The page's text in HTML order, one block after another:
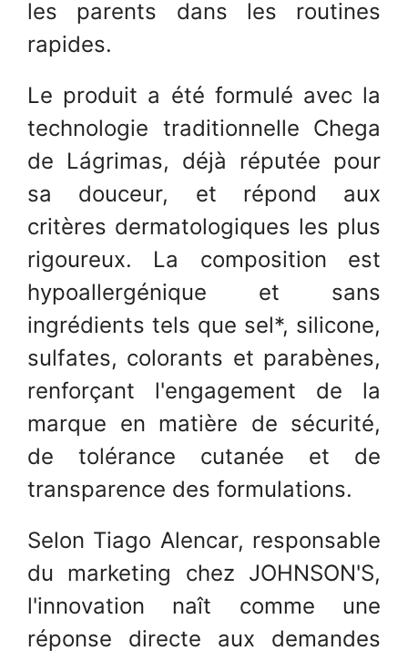
les parents dans les routines
rapides.
Le produit a été formulé avec la
technologie traditionnelle Chega
de Lágrimas, déjà réputée pour
sa douceur, et répond aux
critères dermatologiques les plus
rigoureux. La composition est
hypoallergénique et sans
ingrédients tels que sel*, silicone,
sulfates, colorants et parabènes,
renforçant l'engagement de la
marque en matière de sécurité,
de tolérance cutanée et de
transparence des formulations.
Selon Tiago Alencar, responsable
du marketing chez JOHNSON'S,
l'innovation naît comme une
réponse directe aux demandes